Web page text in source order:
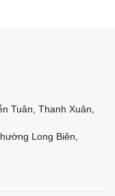
Tuân, Thanh Xuân,
Long Biên,